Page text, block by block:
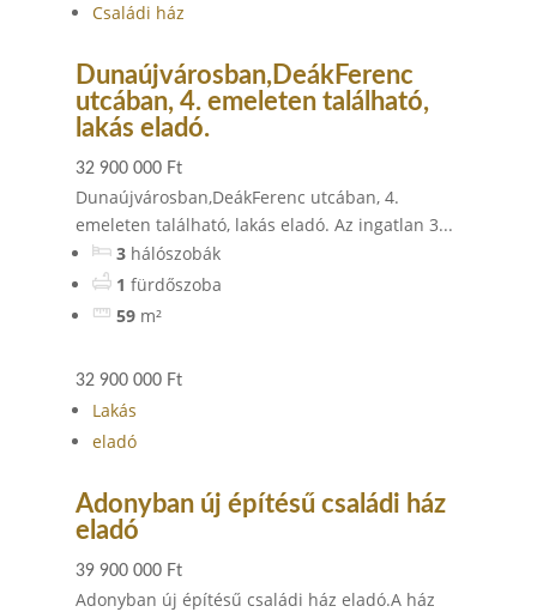
Családi ház
Dunaújvárosban,DeákFerenc
utcában, 4. emeleten található,
lakás eladó.
32 900 000 Ft
Dunaújvárosban,DeákFerenc utcában, 4.
emeleten található, lakás eladó. Az ingatlan 3...
3 hálószobák
1 fürdőszoba
59 m²
32 900 000 Ft
Lakás
eladó
Adonyban új építésű családi ház
eladó
39 900 000 Ft
Adonyban új építésű családi ház eladó.A ház